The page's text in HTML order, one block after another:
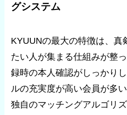
グシステム
KYUUNの最大の特徴は、真
たい人が集まる仕組みが整
録時の本人確認がしっかり
ルの充実度が高い会員が多
独自のマッチングアルゴリ